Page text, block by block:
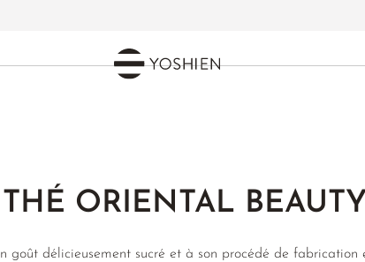
THÉ ORIENTAL
goût délicieusement sucré et à son procédé de